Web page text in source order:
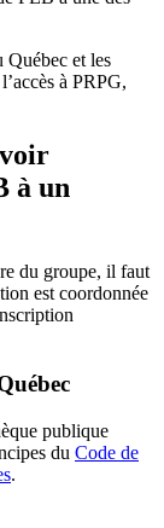
Québec et les
à PRPG,
à un
du groupe, il faut
est coordonnée
publique
du Code de
.